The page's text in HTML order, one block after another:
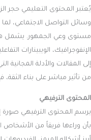
يُعتبر المحتوى التعليمي حجر
وسائل التواصل الاجتماعي،
مستوى وعي الجمهور. يشمل
الإنفوجرافيك، الويبينارات
إلى المقالات والأدلة
من تأثير مباشر على بناء
المحتوى الترفيهي
يرسم المحتوى الترفيهي صورة
بأن وراءها فريقاً من